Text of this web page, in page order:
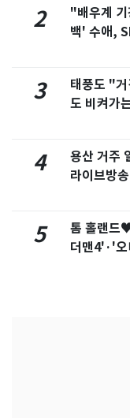
2
"배우계
백' 수애,
3
태풍도 "
도 비켜가
4
용산 거주
라이브방
5
톰 홀랜드
더맨4'·'오